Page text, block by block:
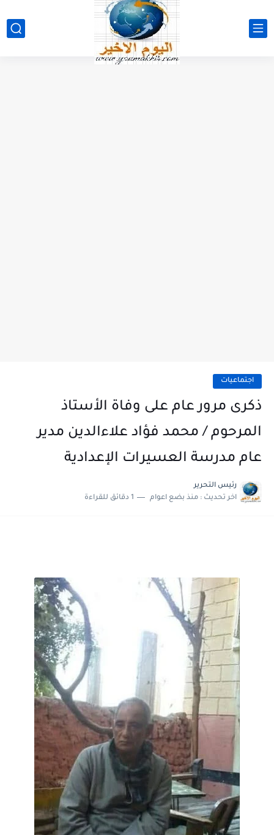
اجتماعيات
ذكرى مرور عام على وفاة الأستاذ
المرحوم / محمد فؤاد علاءالدين مدير
عام مدرسة العسيرات الإعدادية
رئيس التحرير
اخر تحديث : منذ بضع اعوام 1 دقائق للقراءة